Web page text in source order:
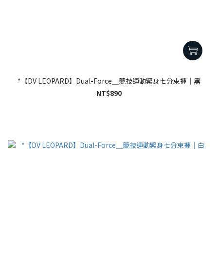
*【DV LEOPARD】Dual-Force＿競技運動緊身七分束褲｜黑
NT$890